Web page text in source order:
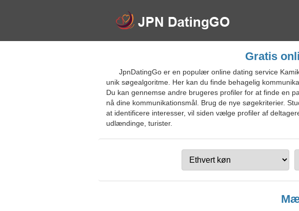
Gratis
JpnDatingGo er en populær online dating service
unik søgealgoritme. Her kan du finde behagelig
Du kan gennemse andre brugeres profiler for at finde en
nå dine kommunikationsmål. Brug de nye søgekriterier.
at identificere interesser, vil siden vælge profiler af
udlændinge, turister.